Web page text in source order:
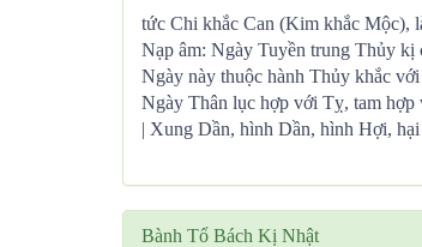
tức Chi khắc Can (Kim khắc Mộc),
Nạp âm: Ngày Tuyền trung Thủy
Ngày này thuộc hành Thủy khắc
Ngày Thân lục hợp với Tỵ, tam
| Xung Dần, hình Dần, hình Hợi,
Bành Tổ Bách Kị Nhật